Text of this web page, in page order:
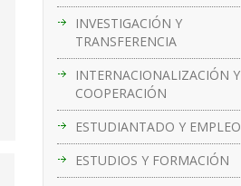
INVESTIGACIÓN Y
TRANSFERENCIA
INTERNACIONALIZACIÓN Y
COOPERACIÓN
ESTUDIANTADO Y EMPLEO
ESTUDIOS Y FORMACIÓN